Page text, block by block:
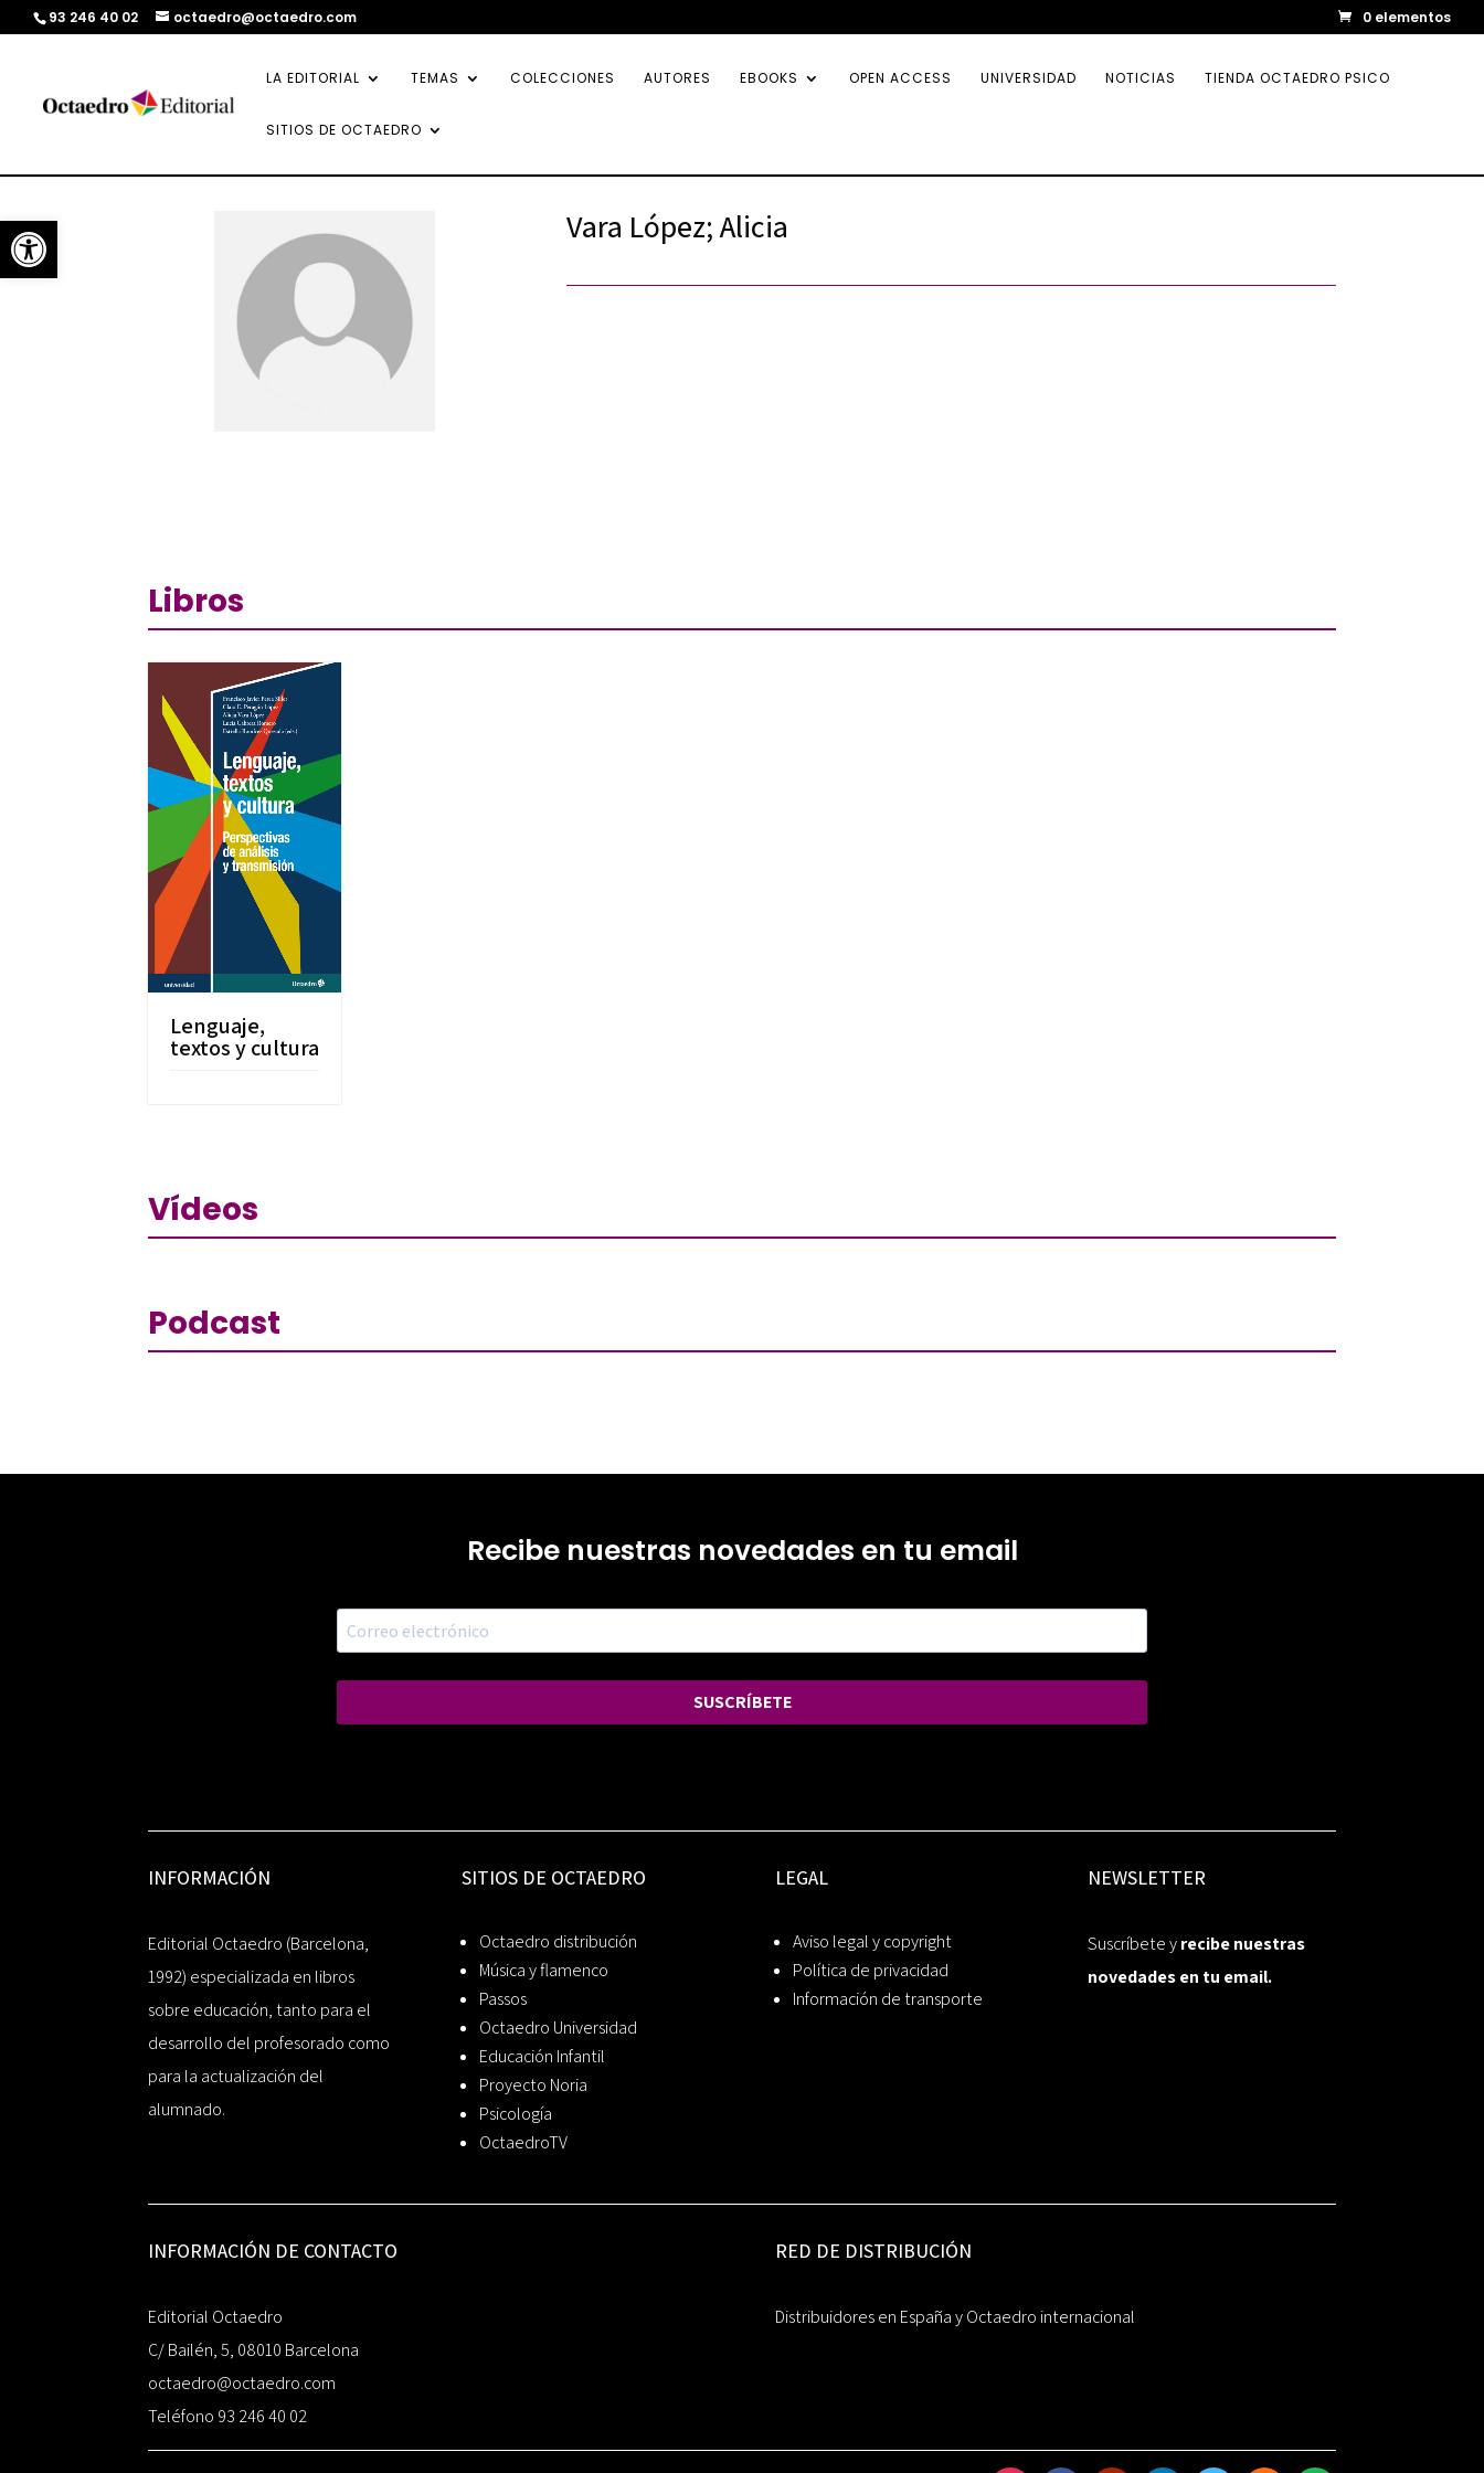
Abrir barra de herramientas
93 246 40 02 octaedro@octaedro.com 0 elementos
LA EDITORIAL TEMAS COLECCIONES AUTORES EBOOKS OPEN ACCESS UNIVERSIDAD NOTICIAS TIENDA OCTAEDRO PSICO
SITIOS DE OCTAEDRO
Vara López; Alicia
Libros
Lenguaje,
textos y cultura
Vídeos
Podcast
Recibe nuestras novedades en tu email
SUSCRÍBETE
INFORMACIÓN
Editorial Octaedro (Barcelona,
1992) especializada en libros
sobre educación, tanto para el
desarrollo del profesorado como
para la actualización del
alumnado.
SITIOS DE OCTAEDRO
Octaedro distribución
Música y flamenco
Passos
Octaedro Universidad
Educación Infantil
Proyecto Noria
Psicología
OctaedroTV
LEGAL
Aviso legal y copyright
Política de privacidad
Información de transporte
NEWSLETTER
Suscríbete yrecibe nuestras
novedades en tu email.
INFORMACIÓN DE CONTACTO
Editorial Octaedro
C/ Bailén, 5, 08010 Barcelona
octaedro@octaedro.com
Teléfono 93 246 40 02
RED DE DISTRIBUCIÓN
Distribuidores en España y Octaedro internacional